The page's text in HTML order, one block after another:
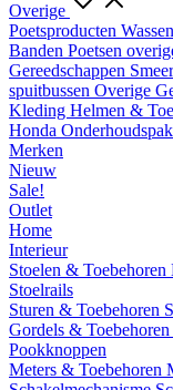
Overige
Poetsproducten Wassen
Banden Poetsen
Gereedschappen
spuitbussen Overige
Kleding Helmen &
Honda
Merken
Nieuw
Sale!
Outlet
Home
Interieur
Stoelen & Toebehoren
Stoelrails
Sturen & Toebehoren
Gordels & Toebehoren
Pookknoppen
Meters & Toebehoren